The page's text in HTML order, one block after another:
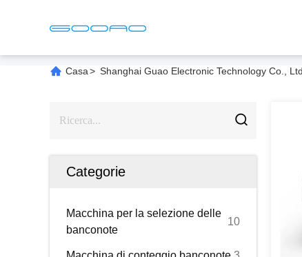
Casa> Shanghai Guao Electronic Technology Co.,
Categorie
Macchina per la selezione delle
banconote
10